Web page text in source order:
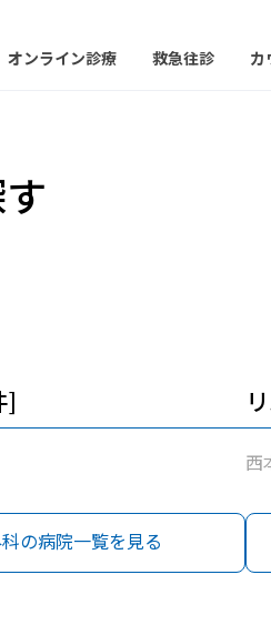
オンライン診療 救急往診 カ
]
の病院一覧を見る
西